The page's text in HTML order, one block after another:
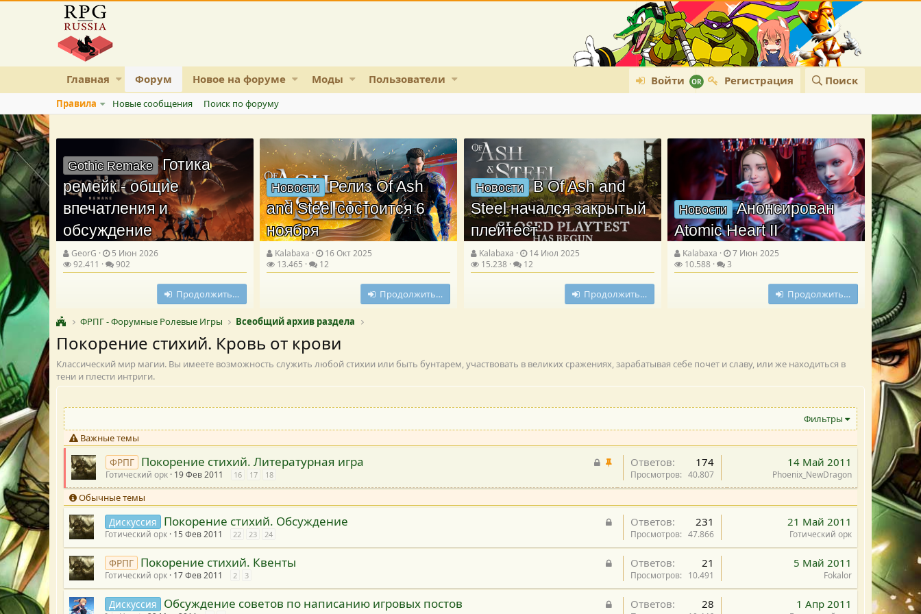
Главная Форум Новое на форуме Моды Пользователи Войти Регистрация Поиск
Правила Новые сообщения Поиск по форуму
Gothic Remake Готика
ремейк - общие
впечатления и
обсуждение
GeorG
5 Июн 2026
92.411
902
Продолжить…
Новости Релиз Of Ash
and Steel состоится 6
ноября
Kalabaxa
16 Окт 2025
13.465
12
Продолжить…
Новости В Of Ash and
Steel начался закрытый
плейтест
Kalabaxa
14 Июл 2025
15.238
12
Продолжить…
Новости Анонсирован
Atomic Heart II
Kalabaxa
7 Июн 2025
10.588
3
Продолжить…
ФРПГ - Форумные Ролевые Игры Всеобщий архив раздела
Покорение стихий. Кровь от крови
Классический мир магии. Вы имеете возможность служить любой стихии или быть бунтарем, участвовать в великих сражениях, зарабатывая себе почет и славу, или же находиться в
тени и плести интриги.
Фильтры
Важные темы
З
к
р
ы
а
В
ж
н
а
ФРПГ Покорение стихий. Литературная игра
Готический орк 19 Фев 2011 16 17 18
Ответов 174
Просмотров 40.807
14 Май 2011
Phoenix_NewDragon
Обычные темы
З
к
р
т
а
Дискуссия Покорение стихий. Обсуждение
Готический орк 15 Фев 2011 22 23 24
Ответов 231
Просмотров 47.866
21 Май 2011
Готический орк
З
к
р
ФРПГ Покорение стихий. Квенты
Готический орк 17 Фев 2011 2 3
Ответов 21
Просмотров 10.491
5 Май 2011
Fokalor
З
Дискуссия Обсуждение советов по написанию игровых постов Ответов 28 1 Апр 2011